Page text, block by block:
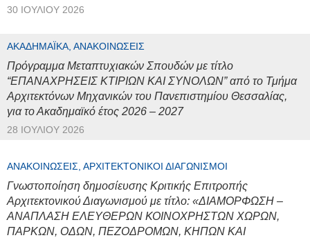
30 ΙΟΥΛΊΟΥ 2026
ΑΚΑΔΗΜΑΪΚΆ, ΑΝΑΚΟΙΝΏΣΕΙΣ
Πρόγραμμα Μεταπτυχιακών Σπουδών με τίτλο
“ΕΠΑΝΑΧΡΗΣΕΙΣ ΚΤΙΡΙΩΝ ΚΑΙ ΣΥΝΟΛΩΝ” από το Τμήμα
Αρχιτεκτόνων Μηχανικών του Πανεπιστημίου Θεσσαλίας,
για το Ακαδημαϊκό έτος 2026 – 2027
28 ΙΟΥΛΊΟΥ 2026
ΑΝΑΚΟΙΝΏΣΕΙΣ, ΑΡΧΙΤΕΚΤΟΝΙΚΟΊ ΔΙΑΓΩΝΙΣΜΟΊ
Γνωστοποίηση δημοσίευσης Κριτικής Επιτροπής
Αρχιτεκτονικού Διαγωνισμού με τίτλο: «ΔΙΑΜΟΡΦΩΣΗ –
ΑΝΑΠΛΑΣΗ ΕΛΕΥΘΕΡΩΝ ΚΟΙΝΟΧΡΗΣΤΩΝ ΧΩΡΩΝ,
ΠΑΡΚΩΝ, ΟΔΩΝ, ΠΕΖΟΔΡΟΜΩΝ, ΚΗΠΩΝ ΚΑΙ